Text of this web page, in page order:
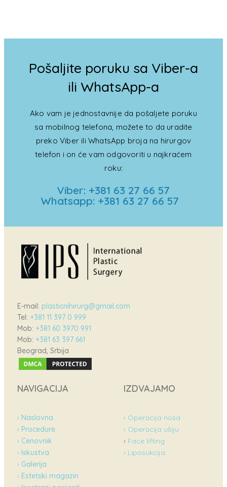
Pošaljite poruku sa Viber-a
ili WhatsApp-a
Ako vam je jednostavnije da pošaljete poruku
sa mobilnog telefona, možete to da uradite
preko Viber ili WhatsApp broja na hirurgov
telefon i on će vam odgovoriti u najkraćem
roku:
Viber: +381 63 27 66 57
Whatsapp: +381 63 27 66 57
E-mail: plasticnihirurg@gmail.com
Tel: +381 11 397 0 999
Mob: +381 60 3970 991
Mob: +381 63 397 661
Beograd, Srbija
NAVIGACIJA
› Naslovna
› Procedure
› Cenovnik
› Iskustva
› Galerija
› Estetski magazin
IZDVAJAMO
› Operacija nosa
› Operacija ušiju
› Face lifting
› Liposukcija